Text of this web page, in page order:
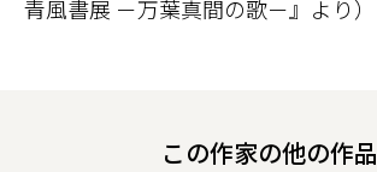
青風書展 －万葉真間の歌－』より）
この作家の他の作品